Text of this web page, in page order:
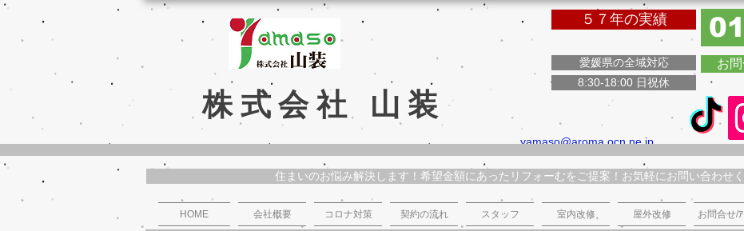
株式会社 山装
５７年の実績
愛媛県の全域対応
8:30-18:00 日祝休
お
yamaso@aroma.ocn.ne.jp
住まいのお悩み解決します！希望金額にあったリフォーむをご提案！お気軽にお問い合わせく
HOME 会社概要 コロナ対策 契約の流れ スタッフ 室内改修 屋外改修 お問合せ/